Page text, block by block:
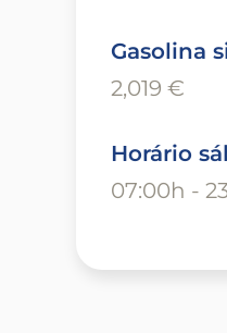
Gasolina
2,019 €
Horário
07:00h -